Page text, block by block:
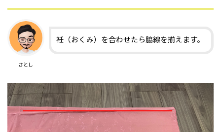
さとし
衽（おくみ）を合わせたら脇線を揃えます。